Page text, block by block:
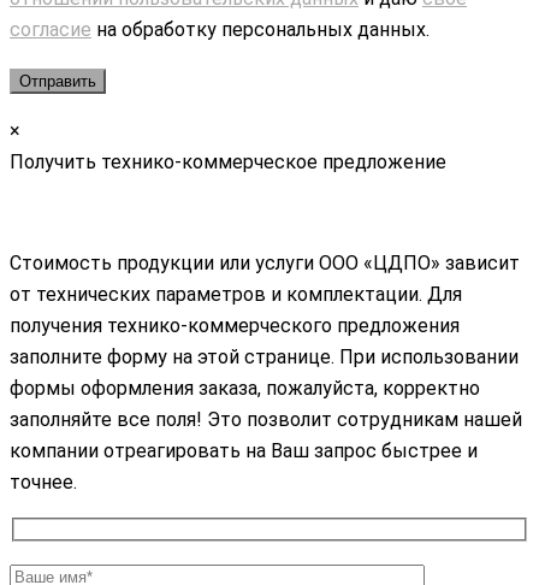
согласие на обработку персональных данных.
×
Получить технико-коммерческое предложение
Стоимость продукции или услуги ООО «ЦДПО» зависит
от технических параметров и комплектации. Для
получения технико-коммерческого предложения
заполните форму на этой странице. При использовании
формы оформления заказа, пожалуйста, корректно
заполняйте все поля! Это позволит сотрудникам нашей
компании отреагировать на Ваш запрос быстрее и
точнее.